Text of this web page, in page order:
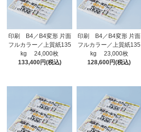
印刷 B4／B4変形 片面
フルカラー／上質紙135
kg 24,000枚
133,400円(税込)
印刷 B4／B4変形 片面
フルカラー／上質紙135
kg 23,000枚
128,600円(税込)